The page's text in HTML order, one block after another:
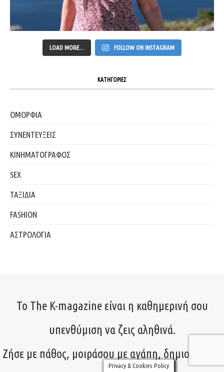
LOAD MORE... FOLLOW ON INSTAGRAM
ΚΑΤΗΓΟΡΙΕΣ
ΟΜΟΡΦΙΑ
ΣΥΝΕΝΤΕΥΞΕΙΣ
ΚΙΝΗΜΑΤΟΓΡΑΦΟΣ
SEX
ΤΑΞΙΔΙΑ
FASHION
ΑΣΤΡΟΛΟΓΙΑ
Το The K-magazine είναι η καθημερινή σου
υπενθύμιση να ζεις αληθινά.
Ζήσε με πάθος, μοιράσου με αγάπη, δημιούργησε
Privacy & Cookies Policy